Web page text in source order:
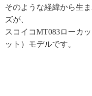
そのような経緯から生
ズが、
スコイコMT083ローカ
ット）モデルです。